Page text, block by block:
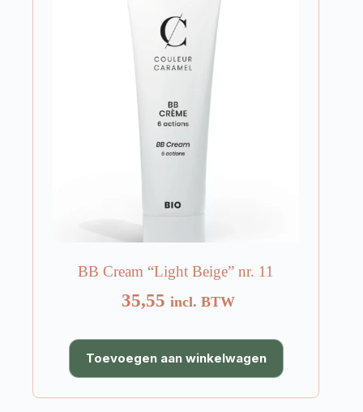
BB Cream “Light Beige” nr. 11
35,55 incl. BTW
Toevoegen aan winkelwagen